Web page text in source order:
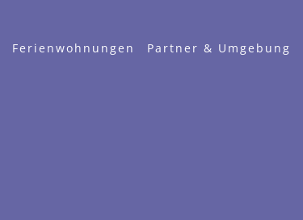
Ferienwohnungen Partner & Umgebung